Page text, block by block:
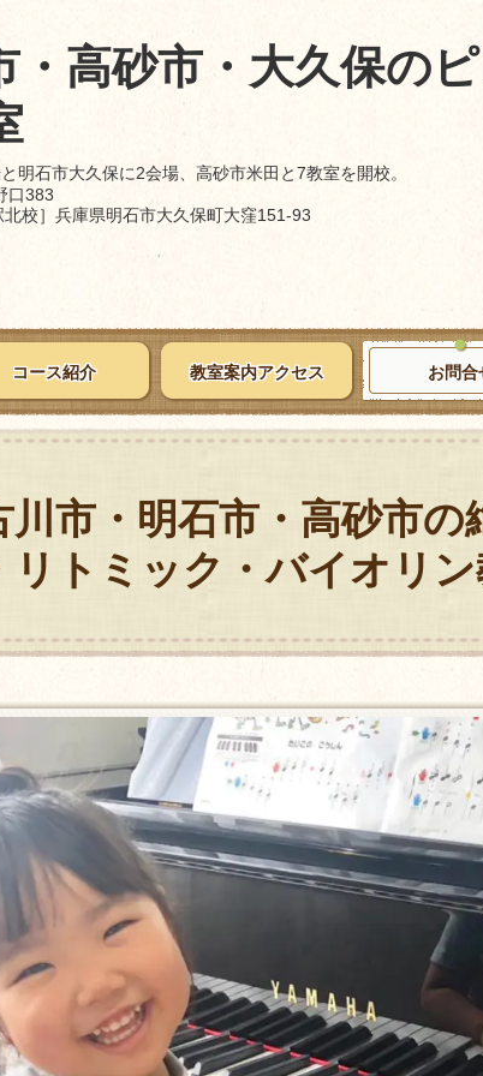
・高砂市・大久保の
明石市大久保に2会場、高砂市米田と7教室を開校。
口383
校］ 兵庫県明石市大久保町大窪151-93
コース紹介 教室案内アクセス お問合
川市・明石市・高砂市
リトミック・バイオリ